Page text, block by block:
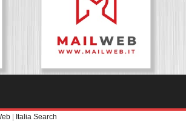
| Italia Search